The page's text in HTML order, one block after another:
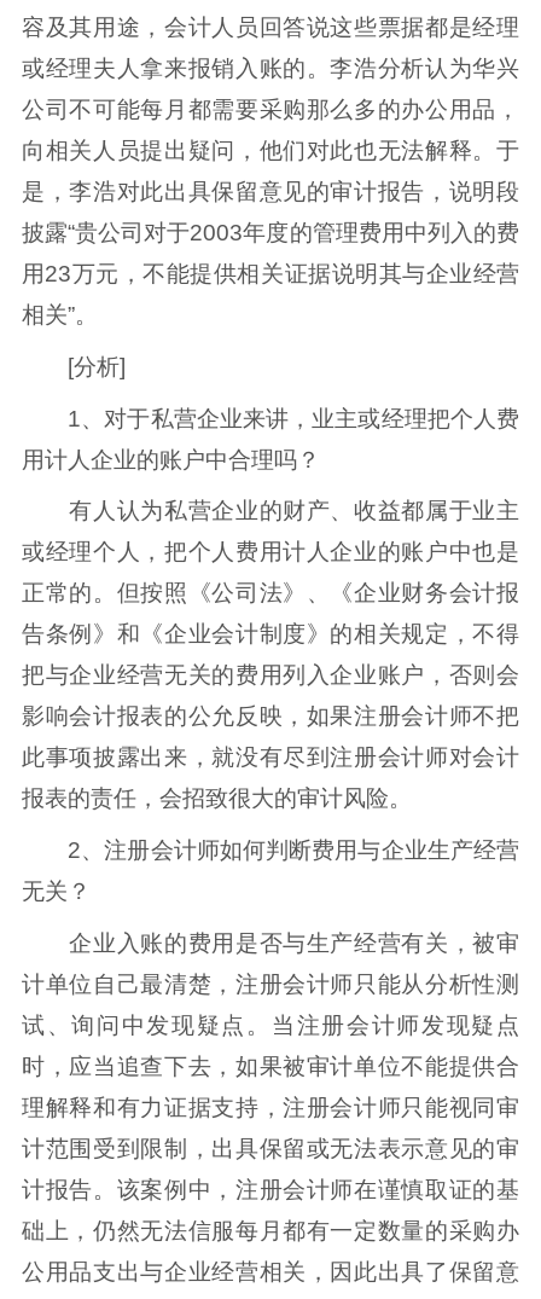
容及其用途，会计人员回答说这些票据都是经理
或经理夫人拿来报销入账的。李浩分析认为华兴
公司不可能每月都需要采购那么多的办公用品，
向相关人员提出疑问，他们对此也无法解释。于
是，李浩对此出具保留意见的审计报告，说明段
披露“贵公司对于2003年度的管理费用中列入的费
用23万元，不能提供相关证据说明其与企业经营
相关”。
[分析]
1、对于私营企业来讲，业主或经理把个人费
用计人企业的账户中合理吗？
有人认为私营企业的财产、收益都属于业主
或经理个人，把个人费用计人企业的账户中也是
正常的。但按照《公司法》、《企业财务会计报
告条例》和《企业会计制度》的相关规定，不得
把与企业经营无关的费用列入企业账户，否则会
影响会计报表的公允反映，如果注册会计师不把
此事项披露出来，就没有尽到注册会计师对会计
报表的责任，会招致很大的审计风险。
2、注册会计师如何判断费用与企业生产经营
无关？
企业入账的费用是否与生产经营有关，被审
计单位自己最清楚，注册会计师只能从分析性测
试、询问中发现疑点。当注册会计师发现疑点
时，应当追查下去，如果被审计单位不能提供合
理解释和有力证据支持，注册会计师只能视同审
计范围受到限制，出具保留或无法表示意见的审
计报告。该案例中，注册会计师在谨慎取证的基
础上，仍然无法信服每月都有一定数量的采购办
公用品支出与企业经营相关，因此出具了保留意